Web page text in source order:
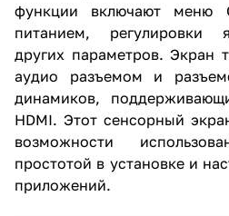
функции включают меню
питанием, регулировки
других параметров. Экран
аудио разъемом и
динамиков,
HDMI. Этот сенсорный
возможности
простотой в установке и
приложений.